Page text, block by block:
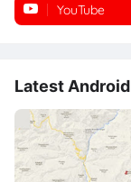
YouTube
Latest Android